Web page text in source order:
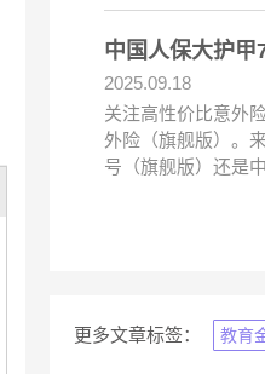
中国人保大护甲
2025.09.18
关注高性价比意外
外险（旗舰版）。
号（旗舰版）还是
更多文章标签： 教育